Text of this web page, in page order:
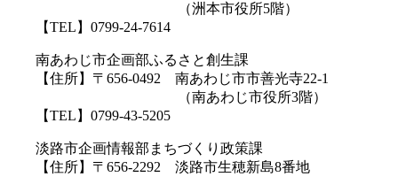
（洲本市役所5階）
【TEL】0799-24-7614
南あわじ市企画部ふるさと創生課
【住所】〒656-0492 南あわじ市市善光寺22-1
（南あわじ市役所3階）
【TEL】0799-43-5205
淡路市企画情報部まちづくり政策課
【住所】〒656-2292 淡路市生穂新島8番地